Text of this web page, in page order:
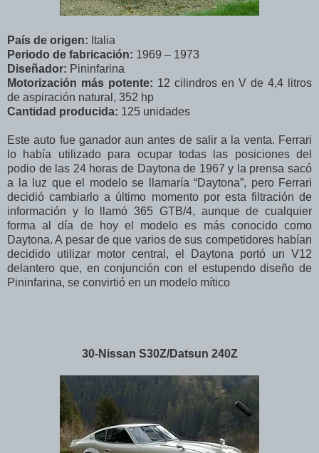
País de origen: Italia
Periodo de fabricación: 1969 – 1973
Diseñador: Pininfarina
Motorización más potente: 12 cilindros en V de 4,4 litros
de aspiración natural, 352 hp
Cantidad producida: 125 unidades
Este auto fue ganador aun antes de salir a la venta. Ferrari
lo había utilizado para ocupar todas las posiciones del
podio de las 24 horas de Daytona de 1967 y la prensa sacó
a la luz que el modelo se llamaría “Daytona”, pero Ferrari
decidió cambiarlo a último momento por esta filtración de
información y lo llamó 365 GTB/4, aunque de cualquier
forma al día de hoy el modelo es más conocido como
Daytona. A pesar de que varios de sus competidores habían
decidido utilizar motor central, el Daytona portó un V12
delantero que, en conjunción con el estupendo diseño de
Pininfarina, se convirtió en un modelo mítico
30-Nissan S30Z/Datsun 240Z